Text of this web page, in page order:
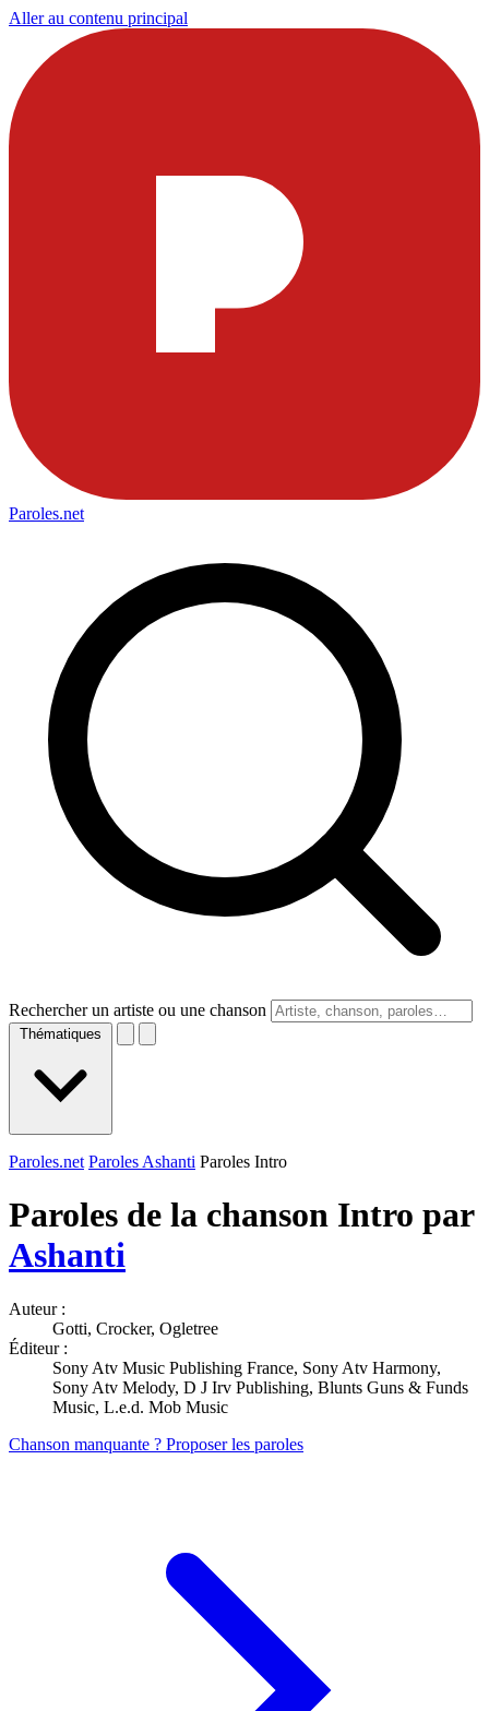
Aller au contenu principal
Paroles.net
Rechercher un artiste ou une chanson
Thématiques
Paroles.net Paroles Ashanti Paroles Intro
Paroles de la chanson Intro par
Ashanti
Auteur :
Gotti, Crocker, Ogletree
Éditeur :
Sony Atv Music Publishing France, Sony Atv Harmony,
Sony Atv Melody, D J Irv Publishing, Blunts Guns & Funds
Music, L.e.d. Mob Music
Chanson manquante ? Proposer les paroles